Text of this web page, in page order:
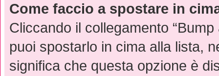
Come faccio a spostare in
Cliccando il collegamento
puoi spostarlo in cima alla lista,
significa che questa opzione è